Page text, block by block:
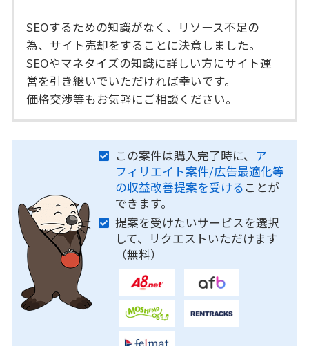
SEOするための知識がなく、リソース不足の
為、サイト売却をすることに決意しました。
SEOやマネタイズの知識に詳しい方にサイト運
営を引き継いでいただければ幸いです。
価格交渉等もお気軽にご相談ください。
この案件は購入完了時に、 ア
フィリエイト案件/広告最適化等
の収益改善提案を受ける ことが
できます。
提案を受けたいサービスを選択
して、リクエストいただけます
（無料）